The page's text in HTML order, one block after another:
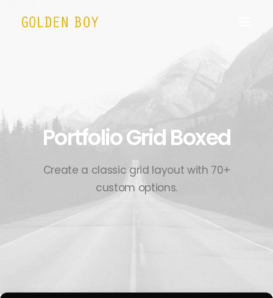
Portfolio Grid Boxed
Create a classic grid layout with 70+
custom options.